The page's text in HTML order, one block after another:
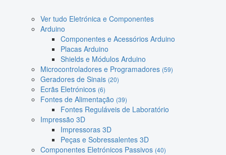
Ver tudo Eletrónica e Componentes
Arduino
Componentes e Acessórios Arduino
Placas Arduino
Shields e Módulos Arduino
Microcontroladores e Programadores (59)
Geradores de Sinais (20)
Ecrãs Eletrónicos (6)
Fontes de Alimentação (39)
Fontes Reguláveis de Laboratório
Impressão 3D
Impressoras 3D
Peças e Sobressalentes 3D
Componentes Eletrónicos Passivos (40)